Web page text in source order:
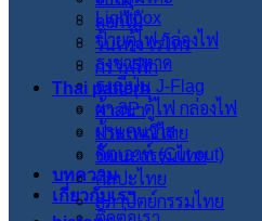
Lightbox
ป้ายตู้ไฟ กล่องไฟ
ธงชายหาด
ธงญี่ปุ่น J-Flag
ผ้า 3P ตู้ไฟ กล่องไฟ
ผ้าแคนวาส
คัตเอาท์ (Cut out)
บทความ
เกี่ยวกับเรา
ดอกไม้
วินเทจ เรโทร
กราฟฟิก
Thai pattern
ศาสนา
ประเพณีไทย
วัฒนะธรรมไทย
ศิลปะไทย
สภาปัตย์กรรมไทย